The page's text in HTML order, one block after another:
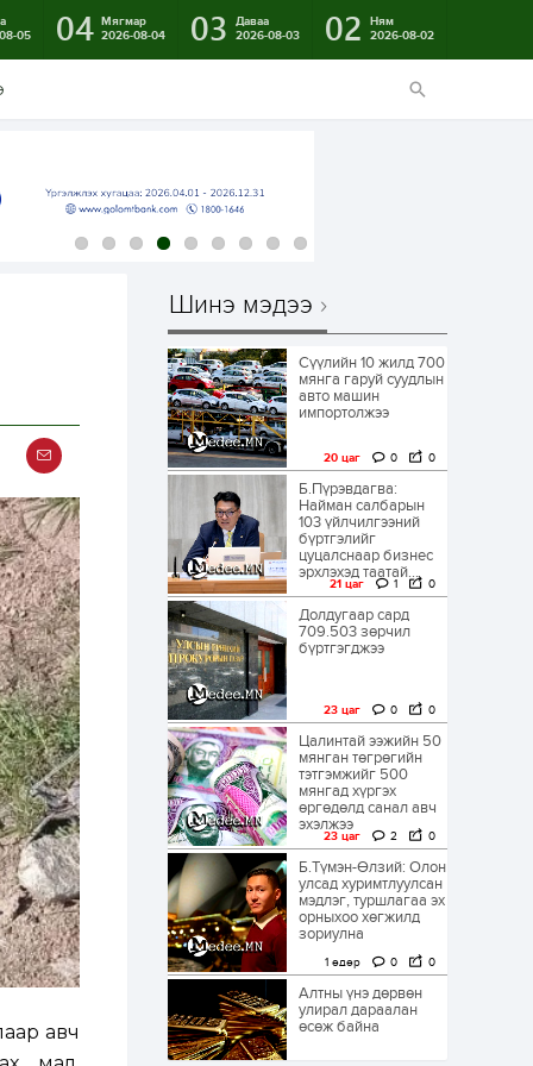
05
04 Мягмар
2026-08-04
03
Даваа
2026-08-03
02
Ням
2026-08-02
авч
Шинэ мэдээ
Сүүлийн 10 жилд 700
мянга гаруй суудлын
авто машин
импортолжээ
20 цаг 0 0
Б.Пүрэвдагва:
Найман салбарын
103 үйлчилгээний
бүртгэлийг
цуцалснаар бизнес
эрхлэхэд таатай...
21 цаг 1 0
Долдугаар сард
709.503 зөрчил
бүртгэгджээ
23 цаг 0 0
Цалинтай ээжийн 50
мянган төгрөгийн
тэтгэмжийг 500
мянгад хүргэх
өргөдөлд санал авч
эхэлжээ
23 цаг 2 0
Б.Түмэн-Өлзий: Олон
улсад хуримтлуулсан
мэдлэг, туршлагаа эх
орныхоо хөгжилд
зориулна
1 өдөр 0 0
Алтны үнэ дөрвөн
улирал дараалан
өсөж байна